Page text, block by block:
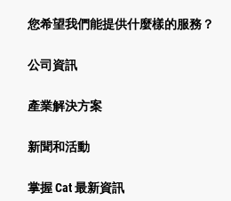
您希望我們能提供什麼樣的服務？
公司資訊
產業解決方案
新聞和活動
掌握 Cat 最新資訊